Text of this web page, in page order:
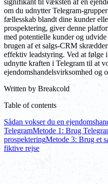
om du udnytter Telegram-
fællesskab blandt dine kunder
prospektering, giver denne
med potentielle kunder og
brugen af et salgs-CRM
effektiv leadstyring. Ved at følge
udnytte kraften i Telegram til at
ejendomshandelsvirksomhed og
Written by Breakcold
Table of contents
Sådan vokser du en
TelegramMetode 1: Brug
prospekteringMetode 3: Brug et
fiktive rejse